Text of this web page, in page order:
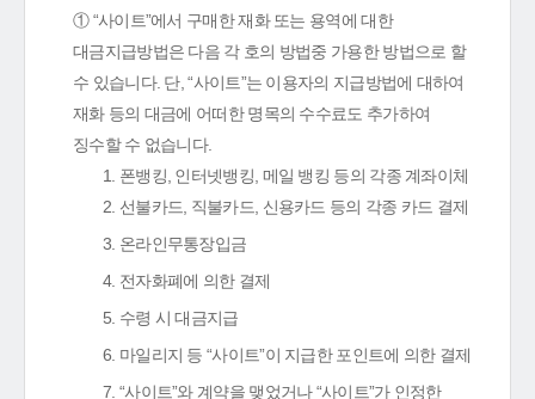
① “사이트”에서 구매한 재화 또는 용역에 대한
대금지급방법은 다음 각 호의 방법중 가용한 방법으로 할
수 있습니다. 단, “사이트”는 이용자의 지급방법에 대하여
재화 등의 대금에 어떠한 명목의 수수료도 추가하여
징수할 수 없습니다.
1. 폰뱅킹, 인터넷뱅킹, 메일 뱅킹 등의 각종 계좌이체
2. 선불카드, 직불카드, 신용카드 등의 각종 카드 결제
3. 온라인무통장입금
4. 전자화폐에 의한 결제
5. 수령 시 대금지급
6. 마일리지 등 “사이트”이 지급한 포인트에 의한 결제
7. “사이트”와 계약을 맺었거나 “사이트”가 인정한